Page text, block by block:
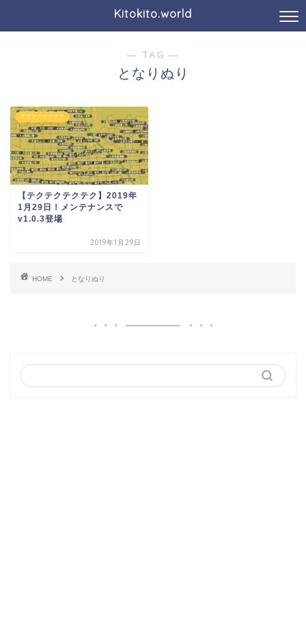
Kitokito.world
― TAG ―
となりぬり
テクテクテクテク
【テクテクテクテク】2019年
1月29日！メンテナンスで
v1.0.3登場
2019年1月29日
HOME となりぬり